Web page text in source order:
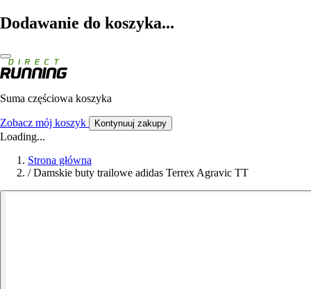
Dodawanie do koszyka...
Suma częściowa koszyka
Zobacz mój koszyk Kontynuuj zakupy
Loading...
Strona główna
/ Damskie buty trailowe adidas Terrex Agravic TT